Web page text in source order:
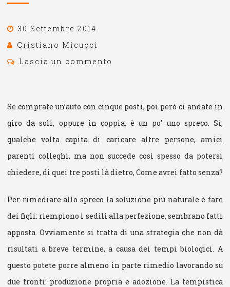
30 Settembre 2014
Cristiano Micucci
Lascia un commento
Se comprate un’auto con cinque posti, poi però ci andate in
giro da soli, oppure in coppia, è un po’ uno spreco. Sì,
qualche volta capita di caricare altre persone, amici
parenti colleghi, ma non succede così spesso da potersi
chiedere, di quei tre posti là dietro, Come avrei fatto senza?
Per rimediare allo spreco la soluzione più naturale è fare
dei figli: riempiono i sedili alla perfezione, sembrano fatti
apposta. Ovviamente si tratta di una strategia che non dà
risultati a breve termine, a causa dei tempi biologici. A
questo potete porre almeno in parte rimedio lavorando su
due fronti: produzione propria e adozione. La tempistica